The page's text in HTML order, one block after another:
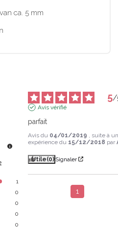
ca. 5 mm
1
0
0
0
0
5/
Avis vérifié
parfait
Avis du 04/01/2019 , suite à
expérience du 15/12/2018 par
Utile(0) Signaler
1